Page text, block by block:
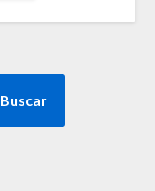
Buscar